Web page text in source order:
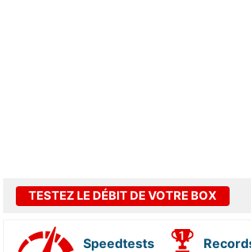
TESTEZ LE DÉBIT DE VOTRE BOX
Speedtests